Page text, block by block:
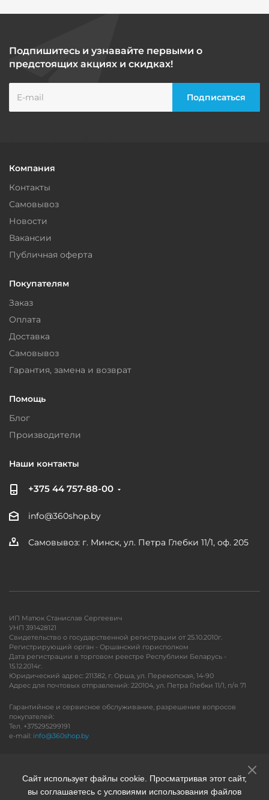
Подпишитесь и узнавайте первыми о
предстоящих акциях и скидках!
Компания
Контакты
Самовывоз
Новости
Вакансии
Публичная оферта
Покупателям
Заказ
Оплата
Доставка
Самовывоз
Гарантия, замена и возврат
Помощь
Блог
Производители
Наши контакты
+375 44 757-88-00
info@360shop.by
Самовывоз: г. Минск, ул. Петра Глебки 11/1, оф. 205
ИП Матюк Станислав Сергеевич
УНП 391428121
Свидетельство о государственной регистрации от 25.10.2010г.
Регистрирующий орган - Оршанский горисполком
Дата регистрации в торговом реестре Республики Беларусь -
15.12.2014г.
Юридический адрес: 211382, г. Орша, ул. Перекопская, 14-90
Адрес для почтовых отправлений: 220104, ул. Петра Глебки 11/1, п/я 71
Гарантийное и сервисное обслуживание, разрешение вопросов
покупателей:
Тел. +375295299191
e-mail: info@360shop.by
Сайт использует файлы cookie. Просматривая этот сайт,
вы соглашаетесь с условиями использования файлов